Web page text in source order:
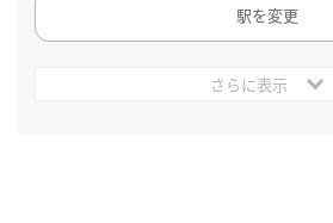
駅を変更
さらに表示